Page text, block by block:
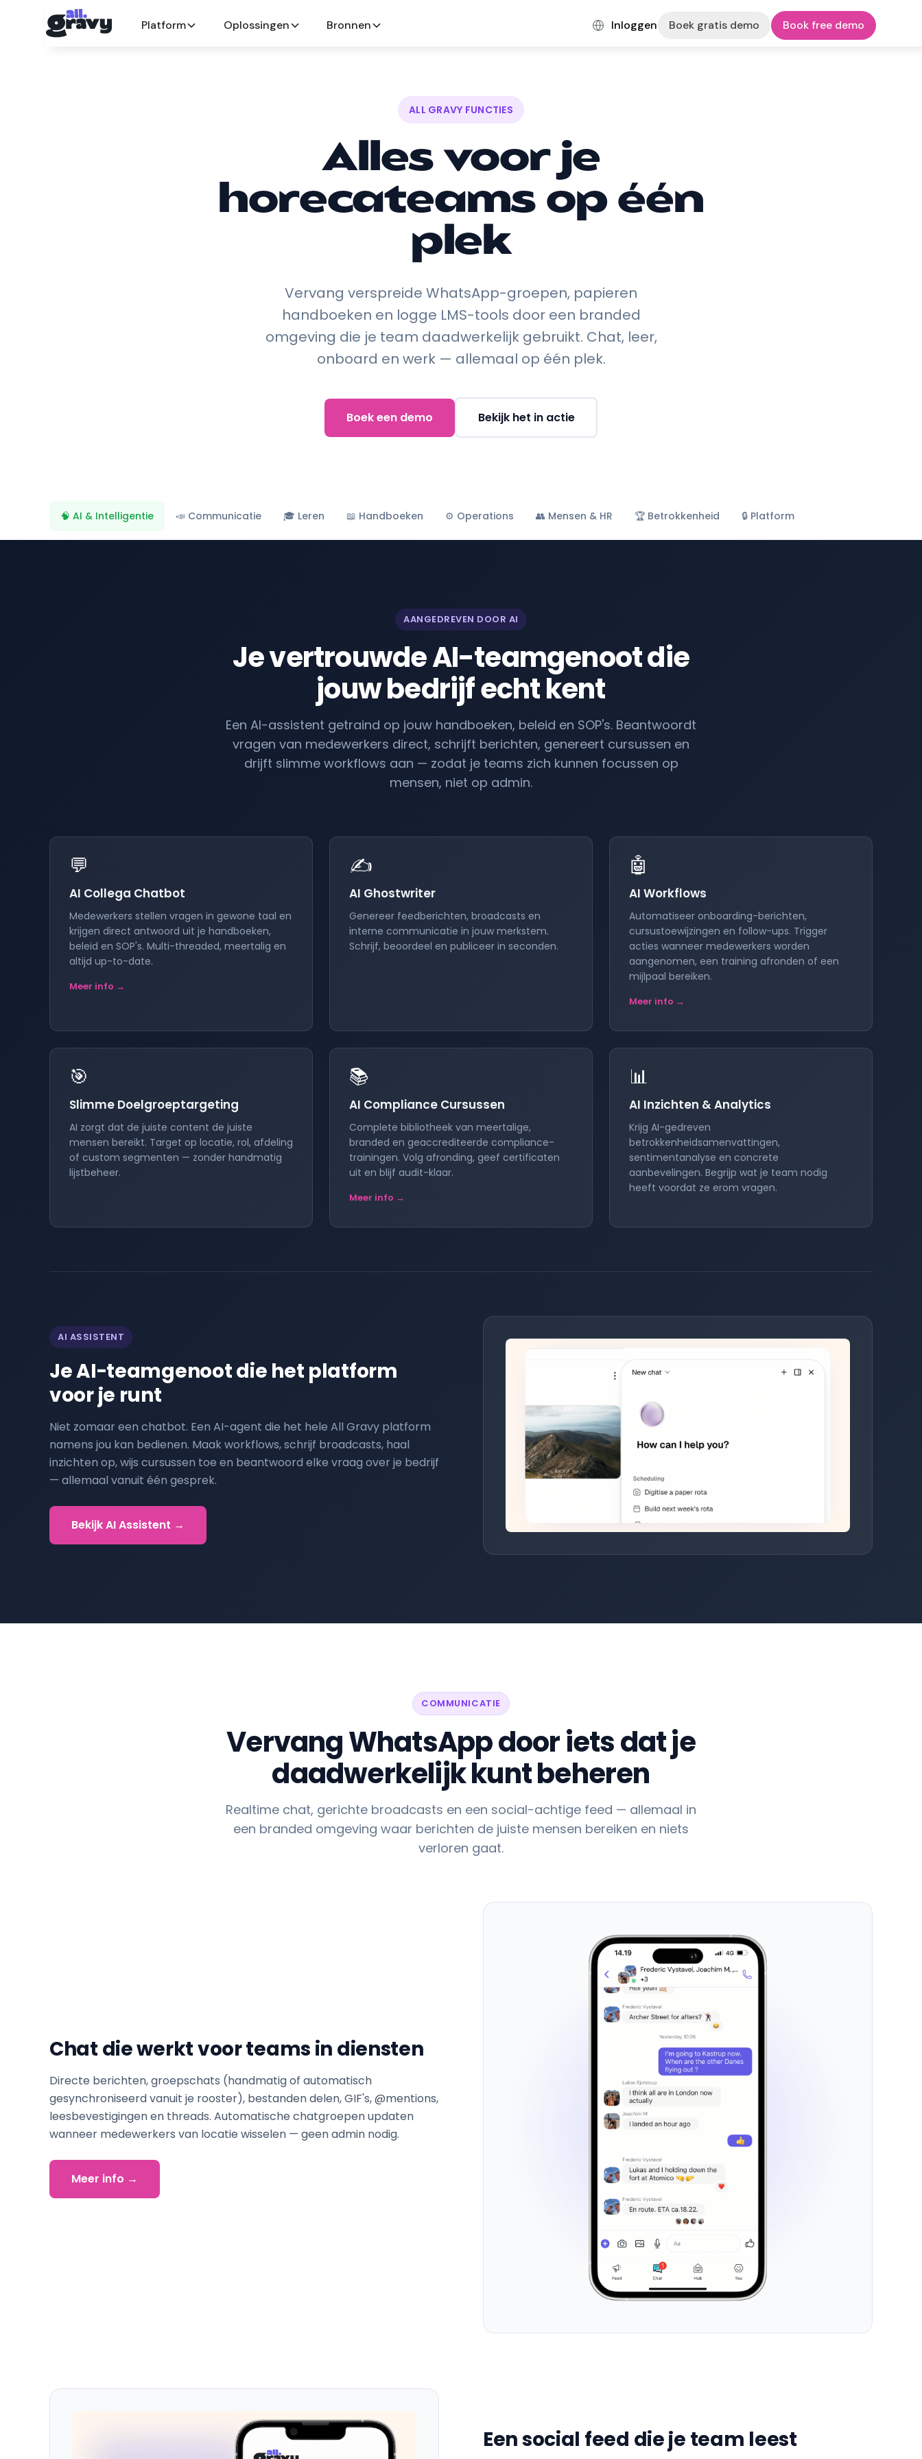
Platform Oplossingen Bronnen Inloggen Boek gratis demo Book free demo
ALL GRAVY FUNCTIES
Alles voor je
horecateams op één
plek
Vervang verspreide WhatsApp-groepen, papieren
handboeken en logge LMS-tools door een branded
omgeving die je team daadwerkelijk gebruikt. Chat, leer,
onboard en werk — allemaal op één plek.
Boek een demo Bekijk het in actie
🧠 AI & Intelligentie 📣 Communicatie 🎓 Leren 📖 Handboeken ⚙️ Operations 👥 Mensen & HR 🏆 Betrokkenheid 🔒 Platform
AANGEDREVEN DOOR AI
Je vertrouwde AI-teamgenoot die
jouw bedrijf echt kent
Een AI-assistent getraind op jouw handboeken, beleid en SOP's. Beantwoordt
vragen van medewerkers direct, schrijft berichten, genereert cursussen en
drijft slimme workflows aan — zodat je teams zich kunnen focussen op
mensen, niet op admin.
💬
AI Collega Chatbot
Medewerkers stellen vragen in gewone taal en
krijgen direct antwoord uit je handboeken,
beleid en SOP's. Multi-threaded, meertalig en
altijd up-to-date.
Meer info →
✍️
AI Ghostwriter
Genereer feedberichten, broadcasts en
interne communicatie in jouw merkstem.
Schrijf, beoordeel en publiceer in seconden.
🤖
AI Workflows
Automatiseer onboarding-berichten,
cursustoewijzingen en follow-ups. Trigger
acties wanneer medewerkers worden
aangenomen, een training afronden of een
mijlpaal bereiken.
Meer info →
🎯
Slimme Doelgroeptargeting
AI zorgt dat de juiste content de juiste
mensen bereikt. Target op locatie, rol, afdeling
of custom segmenten — zonder handmatig
lijstbeheer.
📚
AI Compliance Cursussen
Complete bibliotheek van meertalige,
branded en geaccrediteerde compliance-
trainingen. Volg afronding, geef certificaten
uit en blijf audit-klaar.
Meer info →
📊
AI Inzichten & Analytics
Krijg AI-gedreven
betrokkenheidsamenvattingen,
sentimentanalyse en concrete
aanbevelingen. Begrijp wat je team nodig
heeft voordat ze erom vragen.
AI ASSISTENT
Je AI-teamgenoot die het platform
voor je runt
Niet zomaar een chatbot. Een AI-agent die het hele All Gravy platform
namens jou kan bedienen. Maak workflows, schrijf broadcasts, haal
inzichten op, wijs cursussen toe en beantwoord elke vraag over je bedrijf
— allemaal vanuit één gesprek.
Bekijk AI Assistent →
COMMUNICATIE
Vervang WhatsApp door iets dat je
daadwerkelijk kunt beheren
Realtime chat, gerichte broadcasts en een social-achtige feed — allemaal in
een branded omgeving waar berichten de juiste mensen bereiken en niets
verloren gaat.
Chat die werkt voor teams in diensten
Directe berichten, groepschats (handmatig of automatisch
gesynchroniseerd vanuit je rooster), bestanden delen, GIF's, @mentions,
leesbevestigingen en threads. Automatische chatgroepen updaten
wanneer medewerkers van locatie wisselen — geen admin nodig.
Meer info →
Een social feed die je team leest